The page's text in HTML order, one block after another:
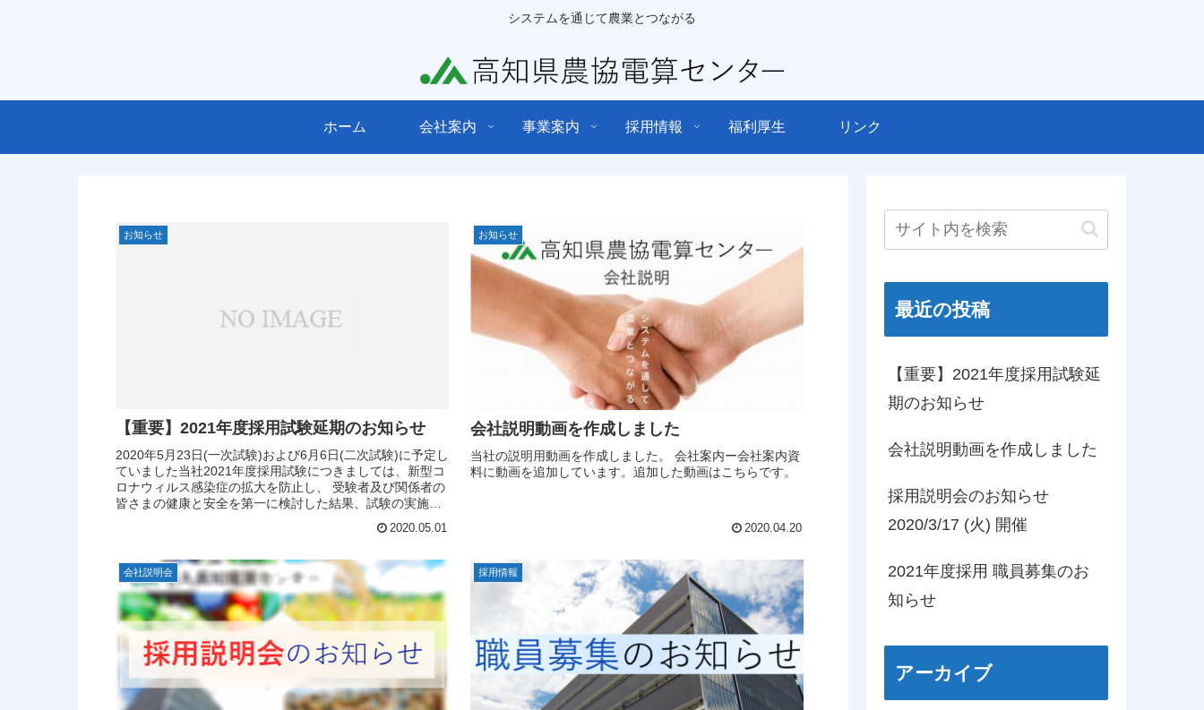
システムを通じて農業とつながる
ホーム 会社案内 事業案内 採用情報 福利厚生 リンク
お知らせ
【重要】2021年度採用試験延期のお知らせ
2020年5月23日(一次試験)および6月6日(二次試験)に予定し
ていました当社2021年度採用試験につきましては、新型コ
ロナウィルス感染症の拡大を防止し、 受験者及び関係者の
皆さまの健康と安全を第一に検討した結果、試験の実施を
2020.05.01
お知らせ
会社説明動画を作成しました
当社の説明用動画を作成しました。 会社案内ー会社案内資
料に動画を追加しています。追加した動画はこちらです。
2020.04.20
会社説明会 採用情報
最近の投稿
【重要】2021年度採用試験延
期のお知らせ
会社説明動画を作成しました
採用説明会のお知らせ
2020/3/17 (火) 開催
2021年度採用 職員募集のお
知らせ
アーカイブ